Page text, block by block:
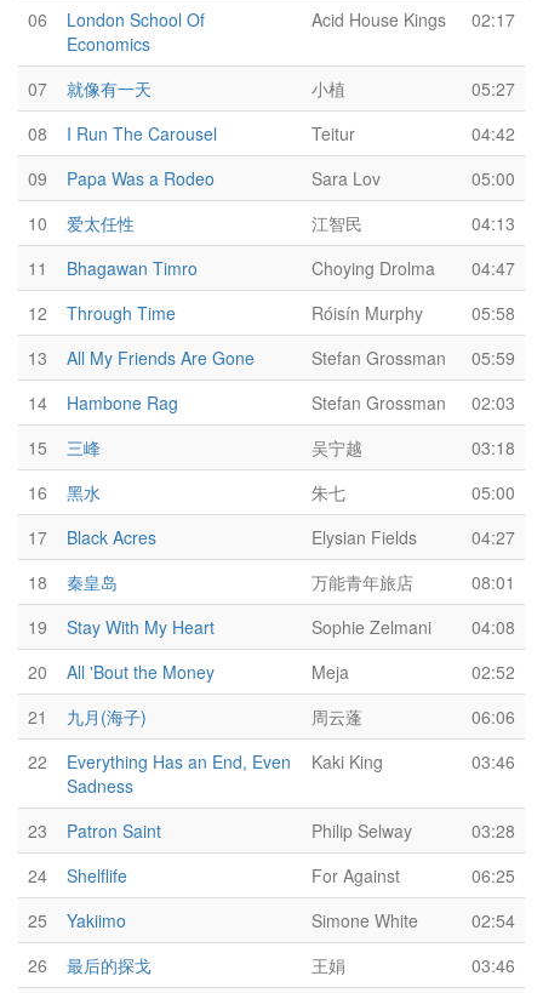
06
London School Of
Economics
Acid House Kings 02:17
07 就像有一天 小植
05:27
08
I Run The Carousel Teitur
04:42
09
Papa Was a Rodeo Sara Lov
05:00
10
爱太任性 江智民
04:13
11
Bhagawan Timro Choying Drolma
04:47
12
Through Time Róisín Murphy
05:58
13
All My Friends Are Gone Stefan Grossman
05:59
14
Hambone Rag Stefan Grossman
02:03
15
三峰 吴宁越
03:18
16
黑水 朱七
05:00
17
Black Acres Elysian Fields
04:27
18
秦皇岛 万能青年旅店
08:01
19
Stay With My Heart Sophie Zelmani
04:08
20
All 'Bout the Money Meja
02:52
21
九月(海子) 周云蓬
06:06
22
Everything Has an End, Even
Sadness
Kaki King 03:46
23 Patron Saint Philip Selway
03:28
24
Shelflife For Against
06:25
25
Yakiimo Simone White
02:54
26
最后的探戈 王娟
03:46